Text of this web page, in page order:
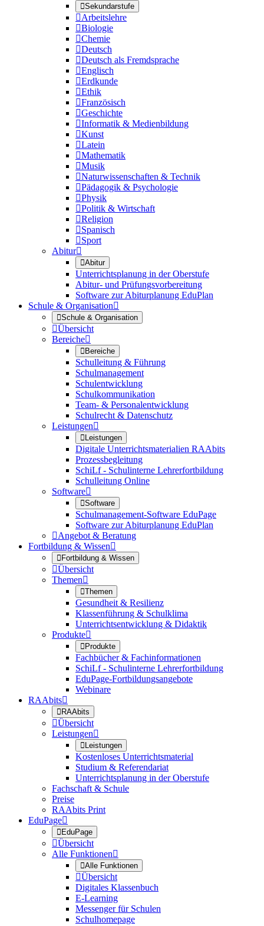
Sekundarstufe
Arbeitslehre
Biologie
Chemie
Deutsch
Deutsch als Fremdsprache
Englisch
Erdkunde
Ethik
Französisch
Geschichte
Informatik & Medienbildung
Kunst
Latein
Mathematik
Musik
Naturwissenschaften & Technik
Pädagogik & Psychologie
Physik
Politik & Wirtschaft
Religion
Spanisch
Sport
Abitur
Abitur
Unterrichtsplanung in der Oberstufe
Abitur- und Prüfungsvorbereitung
Software zur Abiturplanung EduPlan
Schule & Organisation
Schule & Organisation
Übersicht
Bereiche
Bereiche
Schulleitung & Führung
Schulmanagement
Schulentwicklung
Schulkommunikation
Team- & Personalentwicklung
Schulrecht & Datenschutz
Leistungen
Leistungen
Digitale Unterrichtsmaterialien RAAbits
Prozessbegleitung
SchiLf - Schulinterne Lehrerfortbildung
Schulleitung Online
Software
Software
Schulmanagement-Software EduPage
Software zur Abiturplanung EduPlan
Angebot & Beratung
Fortbildung & Wissen
Fortbildung & Wissen
Übersicht
Themen
Themen
Gesundheit & Resilienz
Klassenführung & Schulklima
Unterrichtsentwicklung & Didaktik
Produkte
Produkte
Fachbücher & Fachinformationen
SchiLf - Schulinterne Lehrerfortbildung
EduPage-Fortbildungsangebote
Webinare
RAAbits
RAAbits
Übersicht
Leistungen
Leistungen
Kostenloses Unterrichtsmaterial
Studium & Referendariat
Unterrichtsplanung in der Oberstufe
Fachschaft & Schule
Preise
RAAbits Print
EduPage
EduPage
Übersicht
Alle Funktionen
Alle Funktionen
Übersicht
Digitales Klassenbuch
E-Learning
Messenger für Schulen
Schulhomepage